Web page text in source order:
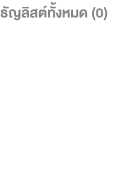
ธัญลิสต์ทั้งหมด (0)